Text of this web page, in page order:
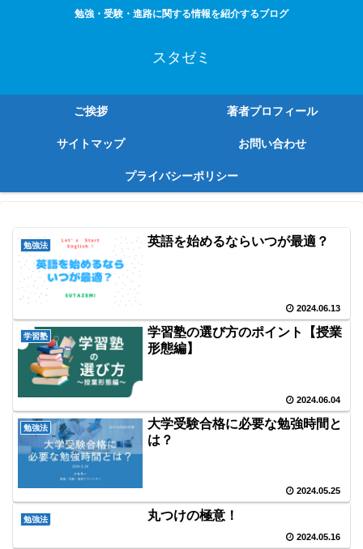
勉強・受験・進路に関する情報を紹介するブログ
スタゼミ
ご挨拶 著者プロフィール
サイトマップ お問い合わせ
プライバシーポリシー
勉強法 英語を始めるならいつが最適？
2024.06.13
学習塾
学習塾の選び方のポイント【授業
形態編】
2024.06.04
勉強法
大学受験合格に必要な勉強時間と
は？
2024.05.25
勉強法 丸つけの極意！
2024.05.16